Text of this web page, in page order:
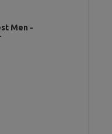
Men -
verfügbar.)